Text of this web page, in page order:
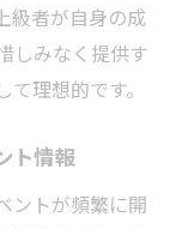
級者が自身の成
しみなく提供す
理想的です。
ト情報
ントが頻繁に開